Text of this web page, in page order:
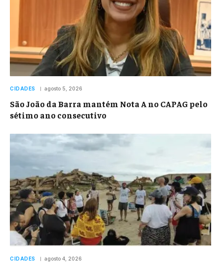
CIDADES agosto 5, 2026
São João da Barra mantém Nota A no CAPAG pelo
sétimo ano consecutivo
CIDADES agosto 4, 2026